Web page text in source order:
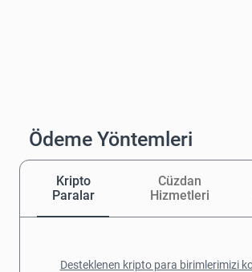
Ödeme Yöntemleri
Kripto
Paralar
Cüzdan
Hizmetleri
Desteklenen kripto para birimlerimizi